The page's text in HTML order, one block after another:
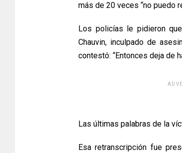
más de 20 veces “no puedo
Los policías le pidieron
Chauvin, inculpado de
contestó: “Entonces deja de
Las últimas palabras de la
Esa retranscripción fue